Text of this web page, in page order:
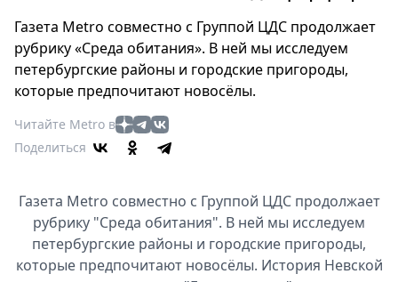
Россия
Мир
Здоровье
Еда
Туризм
Мода
Кино
Афиша
Книги
Выставки
Газета Metro совместно с Группой ЦДС продолжает
рубрику «Среда обитания». В ней мы исследуем
петербургские районы и городские пригороды,
которые предпочитают новосёлы.
Читайте Metro в
Поделиться
Газета Metro совместно с Группой ЦДС продолжает
рубрику "Среда обитания". В ней мы исследуем
петербургские районы и городские пригороды,
которые предпочитают новосёлы. История Невской